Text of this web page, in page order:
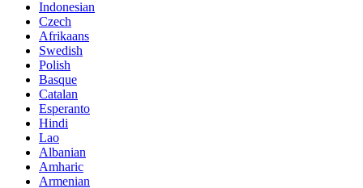
Indonesian
Czech
Afrikaans
Swedish
Polish
Basque
Catalan
Esperanto
Hindi
Lao
Albanian
Amharic
Armenian